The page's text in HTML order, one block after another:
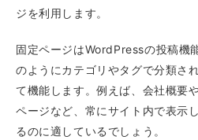
ジを利用します。
固定ページはWordPressの投稿機
のようにカテゴリやタグで分類さ
て機能します。例えば、会社概要
ページなど、常にサイト内で表示
るのに適しているでしょう。